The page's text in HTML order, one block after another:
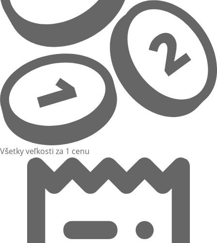
Všetky veľkosti za 1 cenu